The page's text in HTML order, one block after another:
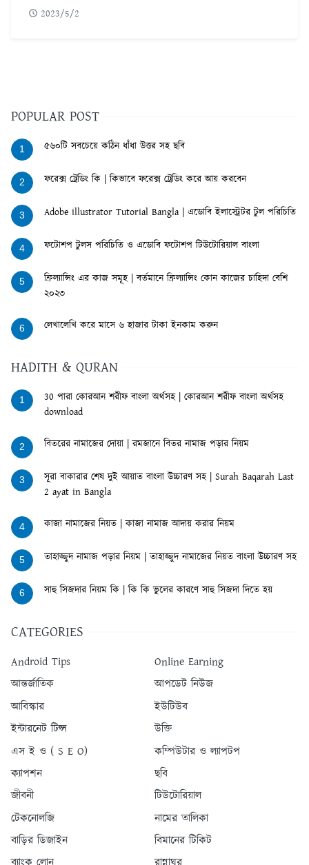
2023/5/2
POPULAR POST
1 ৫৬০টি সবচেয়ে কঠিন ধাঁধা উত্তর সহ ছবি
2 ফরেক্স ট্রেডিং কি | কিভাবে ফরেক্স ট্রেডিং করে আয় করবেন
3 Adobe illustrator Tutorial Bangla | এডোবি ইলাস্ট্রেটর টুল পরিচিতি
4 ফটোশপ টুলস পরিচিতি ও এডোবি ফটোশপ টিউটোরিয়াল বাংলা
5
ফ্রিল্যান্সিং এর কাজ সমূহ | বর্তমানে ফ্রিল্যান্সিং কোন কাজের চাহিদা বেশি
২০২৩
6 লেখালেখি করে মাসে ৬ হাজার টাকা ইনকাম করুন
HADITH & QURAN
1
30 পারা কোরআন শরীফ বাংলা অর্থসহ | কোরআন শরীফ বাংলা অর্থসহ
download
2 বিতরের নামাজের দোয়া | রমজানে বিতর নামাজ পড়ার নিয়ম
3
সূরা বাকারার শেষ দুই আয়াত বাংলা উচ্চারণ সহ | Surah Baqarah Last
2 ayat in Bangla
4 কাজা নামাজের নিয়ত | কাজা নামাজ আদায় করার নিয়ম
5 তাহাজ্জুদ নামাজ পড়ার নিয়ম | তাহাজ্জুদ নামাজের নিয়ত বাংলা উচ্চারণ সহ
6 সাহু সিজদার নিয়ম কি | কি কি ভুলের কারণে সাহু সিজদা দিতে হয়
CATEGORIES
Android Tips
Online Earning
আন্তর্জাতিক
আপডেট নিউজ
আবিস্কার
ইউটিউব
ইন্টারনেট টিপ্স
উক্তি
এস ই ও ( S E O)
কম্পিউটার ও ল্যাপটপ
ক্যাপশন
ছবি
জীবনী
টিউটোরিয়াল
টেকনোলজি
নামের তালিকা
বাড়ির ডিজাইন
বিমানের টিকিট